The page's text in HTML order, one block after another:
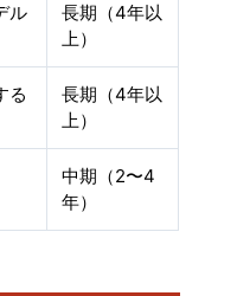
ル
長期（4年以
上）
る
長期（4年以
上）
中期（2〜4
年）